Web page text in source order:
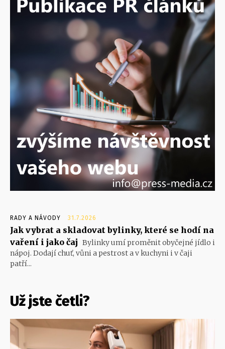
RADY A NÁVODY 31.7.2026
Jak vybrat a skladovat bylinky, které se hodí na
vaření i jako čaj Bylinky umí proměnit obyčejné jídlo i
nápoj. Dodají chuť, vůni a pestrost a v kuchyni i v čaji
patří...
Už jste četli?